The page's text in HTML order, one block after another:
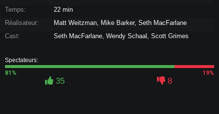
Temps:
22 min
Réalisateur:
Matt Weitzman, Mike Barker, Seth MacFarlane
Cast:
Seth MacFarlane, Wendy Schaal, Scott Grimes
Spectateurs:
81%
19%
35 8